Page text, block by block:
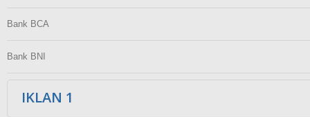
Bank BCA
Bank BNI
IKLAN 1